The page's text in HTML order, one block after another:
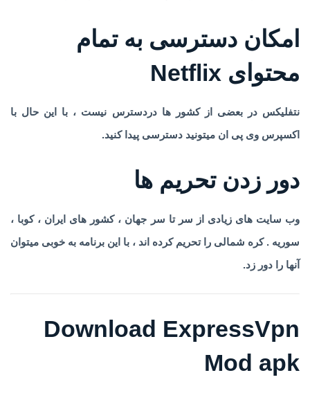
امکان دسترسی به تمام
محتوای Netflix
نتفلیکس در بعضی از کشور ها دردسترس نیست ، با این حال با
اکسپرس وی پی ان میتونید دسترسی پیدا کنید.
دور زدن تحریم ها
وب سایت های زیادی از سر تا سر جهان ، کشور های ایران ، کوبا ،
سوریه . کره شمالی را تحریم کرده اند ، با این برنامه به خوبی میتوان
آنها را دور زد.
Download ExpressVpn
Mod apk